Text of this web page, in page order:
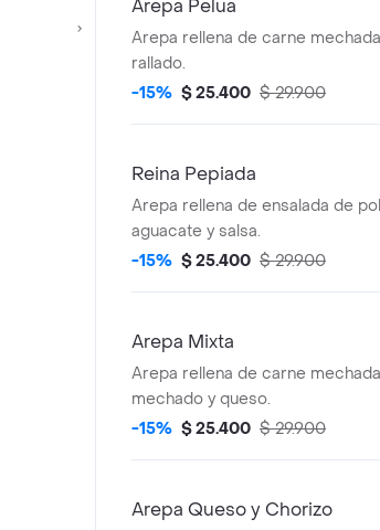
Arepa Pelua
Arepa rellena de carne
rallado.
-15% $ 25.400 $ 29.900
Reina Pepiada
Arepa rellena de ensalada de
aguacate y salsa.
-15% $ 25.400 $ 29.900
Arepa Mixta
Arepa rellena de carne
mechado y queso.
-15% $ 25.400 $ 29.900
Arepa Queso y Chorizo